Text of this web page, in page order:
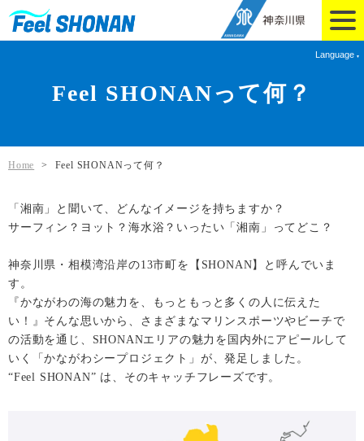
Language
Feel SHONANって何？
Home > Feel SHONANって何？
「湘南」と聞いて、どんなイメージを持ちますか？
サーフィン？ヨット？海水浴？いったい「湘南」ってどこ？
神奈川県・相模湾沿岸の13市町を【SHONAN】と呼んでいま
す。
『かながわの海の魅力を、もっともっと多くの人に伝えた
い！』そんな思いから、さまざまなマリンスポーツやビーチで
の活動を通じ、SHONANエリアの魅力を国内外にアピールして
いく「かながわシープロジェクト」が、発足しました。
“Feel SHONAN” は、そのキャッチフレーズです。